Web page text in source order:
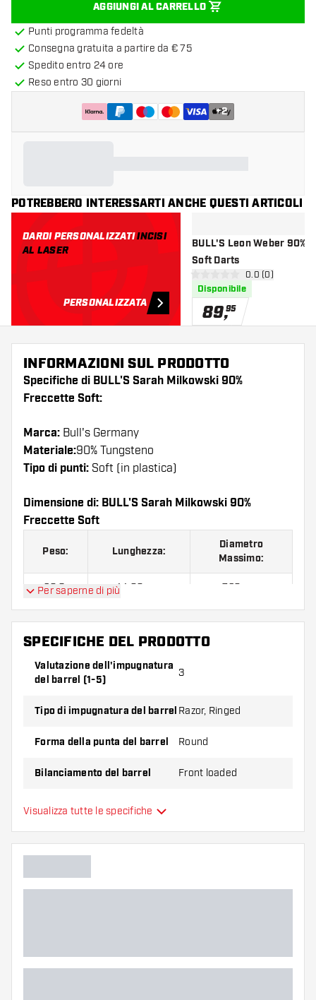
AGGIUNGI AL CARRELLO
Punti programma fedeltà
Consegna gratuita a partire da € 75
Spedito entro 24 ore
Reso entro 30 giorni
+2
POTREBBERO INTERESSARTI ANCHE QUESTI ARTICOLI
DARDI PERSONALIZZATIINCISI
AL LASER
PERSONALIZZATA
BULL'S Leon Weber 90% - Freccette
Soft Darts
apri pannello
0 stelle di valutazione
0.0 (0)
Disponibile
89,95
INFORMAZIONI SUL PRODOTTO
Specifiche di BULL'S Sarah Milkowski 90%
Freccette Soft:
Marca: Bull's Germany
Materiale:90% Tungsteno
Tipo di punti: Soft (in plastica)
Dimensione di: BULL'S Sarah Milkowski 90%
Freccette Soft
Peso: Lunghezza:
Diametro
Massimo:
20 G. 44.00 mm 7.20 mm
BULL'S Sarah Milkowski 90% Freccette Soft
Per saperne di più
SPECIFICHE DEL PRODOTTO
Valutazione dell'impugnatura
del barrel (1-5)
3
Tipo di impugnatura del barrel Razor, Ringed
Forma della punta del barrel Round
Bilanciamento del barrel Front loaded
Materiale delle freccette
Impugnatura della punta del
Giocatore di freccette
Visualizza tutte le specifiche